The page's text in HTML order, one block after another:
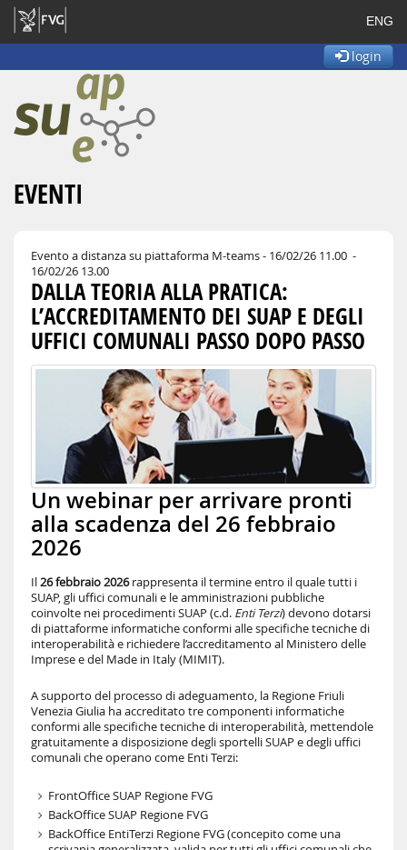
ENG
login
EVENTI
Evento a distanza su piattaforma M-teams- 16/02/26 11.00 -
16/02/26 13.00
DALLA TEORIA ALLA PRATICA:
L’ACCREDITAMENTO DEI SUAP E DEGLI
UFFICI COMUNALI PASSO DOPO PASSO
Un webinar per arrivare pronti
alla scadenza del 26 febbraio
2026
Il26 febbraio 2026rappresenta il termine entro il quale tutti i
SUAP, gli uffici comunali e le amministrazioni pubbliche
coinvolte nei procedimenti SUAP (c.d. Enti Terzi) devono dotarsi
di piattaforme informatiche conformi alle specifiche tecniche di
interoperabilità e richiedere l’accreditamento al Ministero delle
Imprese e del Made in Italy (MIMIT).
A supporto del processo di adeguamento, la Regione Friuli
Venezia Giulia ha accreditato tre componenti informatiche
conformi alle specifiche tecniche di interoperabilità, mettendole
gratuitamente a disposizione degli sportelli SUAP e degli uffici
comunali che operano come Enti Terzi:
FrontOffice SUAP Regione FVG
BackOffice SUAP Regione FVG
BackOffice EntiTerzi Regione FVG (concepito come una